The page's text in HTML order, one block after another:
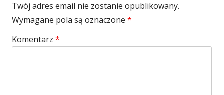
Twój adres email nie zostanie opublikowany.
Wymagane pola są oznaczone *
Komentarz *